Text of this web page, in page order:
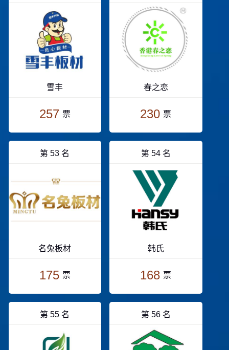
雪丰
257 票
春之恋
230 票
第 53 名
名兔板材
175 票
第 54 名
韩氏
168 票
第 55 名 第 56 名